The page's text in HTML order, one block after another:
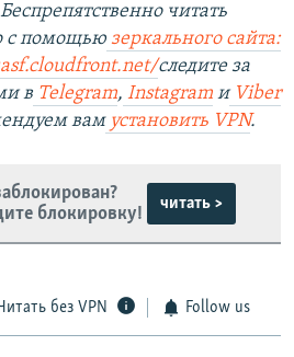
читать
с помощью зеркального сайта:
следите за
в Telegram, Instagram и Viber
вам установить VPN.
блокировку!
читать >
без VPN Follow us